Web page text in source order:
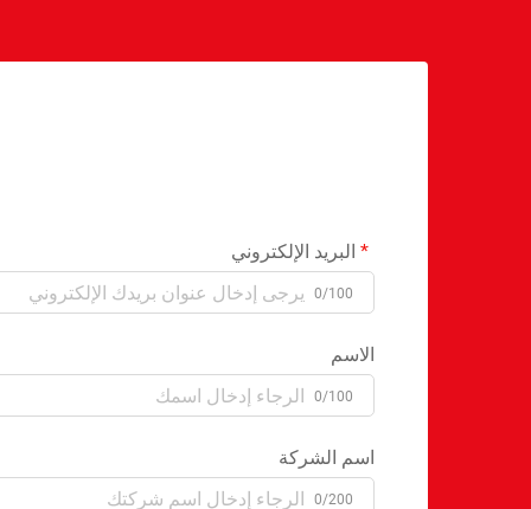
البريد الإلكتروني
0/100
الاسم
0/100
اسم الشركة
0/200